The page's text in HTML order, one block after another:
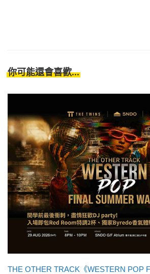
你可能還會喜歡...
THE OTHER TRACK《WESTERN POP